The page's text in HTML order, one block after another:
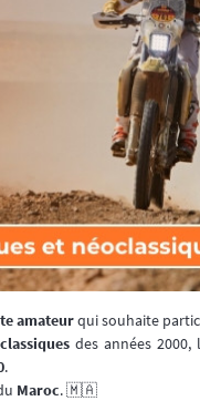
amateurqui souhaite
des années 2000,
.
Maroc. 🇲🇦